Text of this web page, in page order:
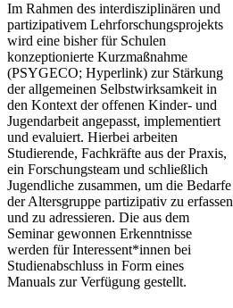
Im Rahmen des interdisziplinären und
partizipativem Lehrforschungsprojekts
wird eine bisher für Schulen
konzeptionierte Kurzmaßnahme
(PSYGECO; Hyperlink) zur Stärkung
der allgemeinen Selbstwirksamkeit in
den Kontext der offenen Kinder- und
Jugendarbeit angepasst, implementiert
und evaluiert. Hierbei arbeiten
Studierende, Fachkräfte aus der Praxis,
ein Forschungsteam und schließlich
Jugendliche zusammen, um die Bedarfe
der Altersgruppe partizipativ zu erfassen
und zu adressieren. Die aus dem
Seminar gewonnen Erkenntnisse
werden für Interessent*innen bei
Studienabschluss in Form eines
Manuals zur Verfügung gestellt.​